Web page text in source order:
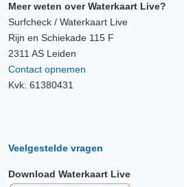
Meer weten over Waterkaart Live?
Surfcheck / Waterkaart Live
Rijn en Schiekade 115 F
2311 AS Leiden
Contact opnemen
Kvk: 61380431
Veelgestelde vragen
Download Waterkaart Live